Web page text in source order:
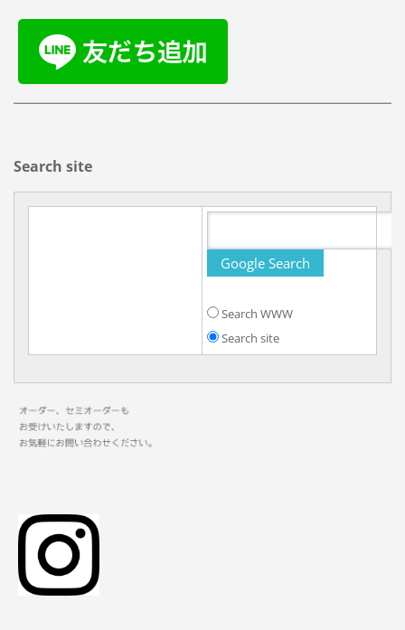
Search site
Search WWW
Search site